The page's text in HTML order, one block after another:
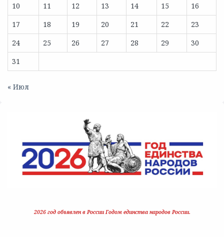
10
11 12 13 14 15
16
17
18 19 20 21 22
23
24
25 26 27 28 29
30
31
« Июл
2026 год объявлен в России Годом единства народов России.